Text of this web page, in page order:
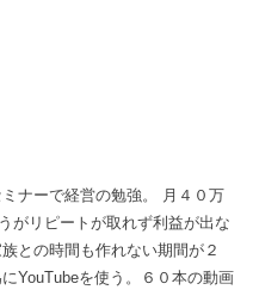
ナーで経営の勉強。 月４０万
がリピートが取れず利益が出な
との時間も作れない期間が２
YouTubeを使う。６０本の動画